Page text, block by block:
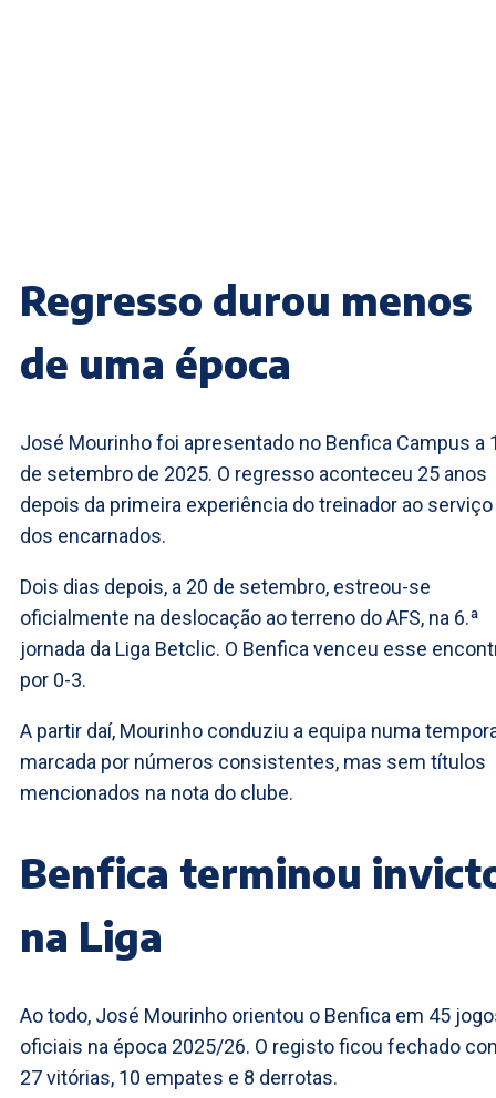
Regresso durou menos
de uma época
José Mourinho foi apresentado no Benfica Campus a
de setembro de 2025. O regresso aconteceu 25 anos
depois da primeira experiência do treinador ao serviço
dos encarnados.
Dois dias depois, a 20 de setembro, estreou-se
oficialmente na deslocação ao terreno do AFS, na 6.ª
jornada da Liga Betclic. O Benfica venceu esse
por 0-3.
A partir daí, Mourinho conduziu a equipa numa
marcada por números consistentes, mas sem títulos
mencionados na nota do clube.
Benfica terminou
na Liga
Ao todo, José Mourinho orientou o Benfica em 45
oficiais na época 2025/26. O registo ficou fechado
27 vitórias, 10 empates e 8 derrotas.